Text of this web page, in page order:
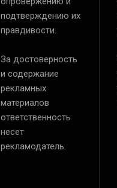
подтверждению их
правдивости.
За достоверность
и содержание
рекламных
материалов
ответственность
несет
рекламодатель.